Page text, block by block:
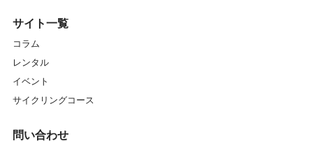
サイト一覧
コラム
レンタル
イベント
サイクリングコース
問い合わせ